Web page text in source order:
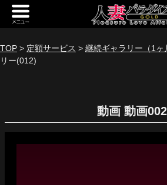
新規会員登録 ログイン
[定額] メインギャラリー
[定額] 人妻楽園ギャラリー
TOP > 定額サービス > 継続ギャラリー（1ヶ
リー(012)
動画